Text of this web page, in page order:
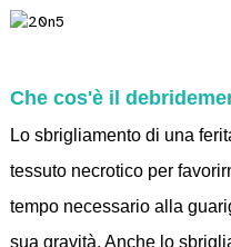
Che cos'è il
Lo sbrigliamento di una
tessuto necrotico per
tempo necessario alla
sua gravità. Anche lo